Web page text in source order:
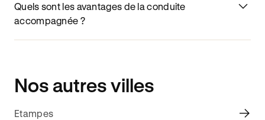
Quels sont les avantages de la conduite
accompagnée ?
Nos autres villes
Etampes